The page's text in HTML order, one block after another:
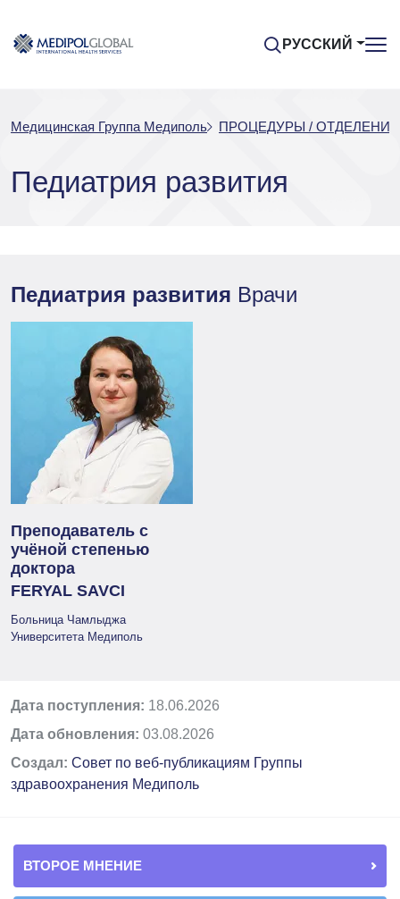
РУССКИЙ
Медицинская Группа Медиполь ПРОЦЕДУРЫ / ОТДЕЛЕНИЯ
Педиатрия развития
Педиатрия развития Врачи
Преподаватель с
учёной степенью
доктора
FERYAL SAVCI
Больница Чамлыджа
Университета Медиполь
Дата поступления: 18.06.2026
Дата обновления: 03.08.2026
Создал: Совет по веб-публикациям Группы
здравоохранения Медиполь
ВТОРОЕ МНЕНИЕ